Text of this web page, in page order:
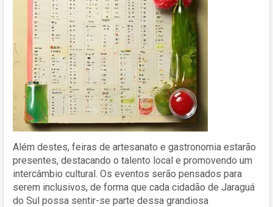
Além destes, feiras de artesanato e gastronomia estarão
presentes, destacando o talento local e promovendo um
intercâmbio cultural. Os eventos serão pensados para
serem inclusivos, de forma que cada cidadão de Jaraguá
do Sul possa sentir-se parte dessa grandiosa